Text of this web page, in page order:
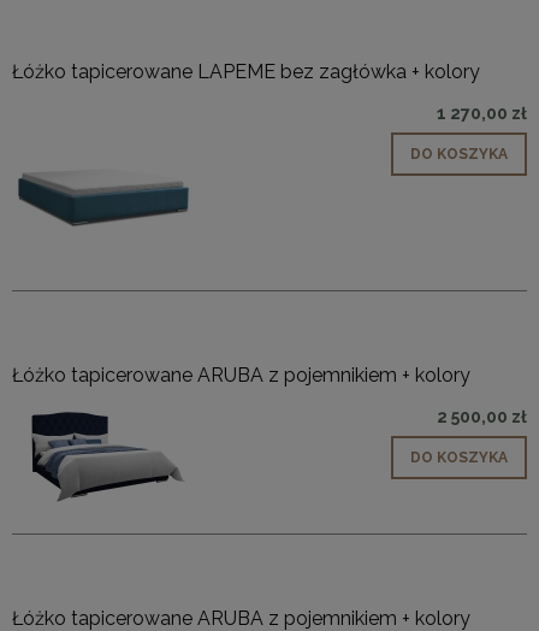
Łóżko tapicerowane LAPEME bez zagłówka + kolory
1 270,00 zł
DO KOSZYKA
Łóżko tapicerowane ARUBA z pojemnikiem + kolory
2 500,00 zł
DO KOSZYKA
Łóżko tapicerowane ARUBA z pojemnikiem + kolory